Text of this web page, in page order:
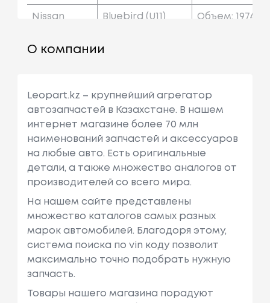
Nissan Bluebird (u11)
Объем: 1974
2, U12)
См3, Мощн
Ость: 129 Л.
С. / 95 КВт.
Nissan
Bluebird Hatchb
Ack (t72, T12)
Объем: 1974
См3, Мощн
Nissan Bluebird (u11)
Объем: 1952
См3, Мощн
Ость: 58 Л.с.
/ 43 КВт.
Nissan
Bluebird Station
Объем: 1974
О компании
Leopart.kz – крупнейший агрегатор
автозапчастей в Казахстане. В нашем
интернет магазине более 70 млн
наименований запчастей и аксессуаров
на любые авто. Есть оригинальные
детали, а также множество аналогов от
производителей со всего мира.
На нашем сайте представлены
множество каталогов самых разных
марок автомобилей. Благодоря этому,
система поиска по vin коду позволит
максимально точно подобрать нужную
запчасть.
Товары нашего магазина порадуют